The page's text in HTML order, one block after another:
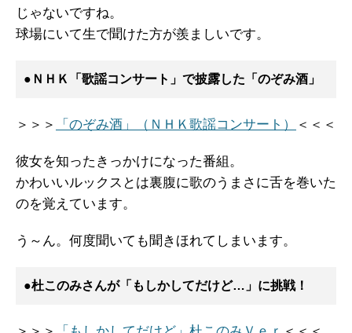
じゃないですね。
球場にいて生で聞けた方が羨ましいです。
●ＮＨＫ「歌謡コンサート」で披露した「のぞみ酒」
＞＞＞ 「のぞみ酒」（ＮＨＫ歌謡コンサート） ＜＜＜
彼女を知ったきっかけになった番組。
かわいいルックスとは裏腹に歌のうまさに舌を巻いた
のを覚えています。
う～ん。何度聞いても聞きほれてしまいます。
●杜このみさんが「もしかしてだけど…」に挑戦！